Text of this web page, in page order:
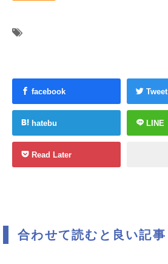
facebook Tweet
hatebu LINE
Read Later
合わせて読むと良い記事